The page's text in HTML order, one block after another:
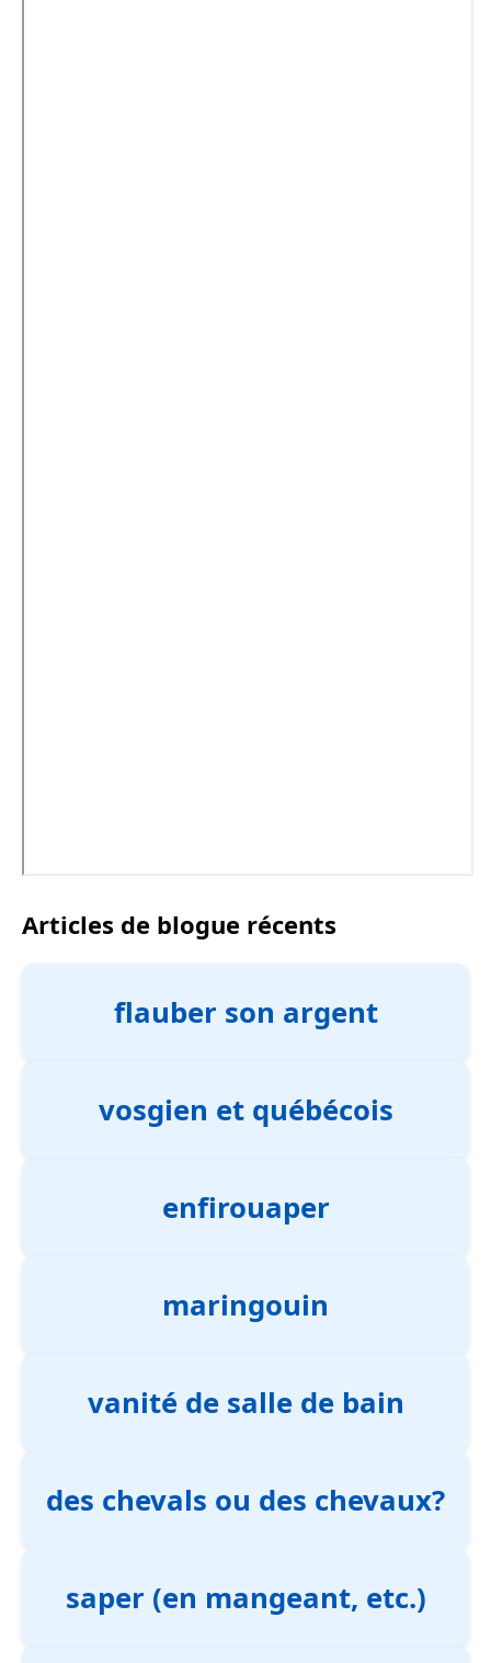
Articles de blogue récents
flauber son argent
vosgien et québécois
enfirouaper
maringouin
vanité de salle de bain
des chevals ou des chevaux?
saper (en mangeant, etc.)